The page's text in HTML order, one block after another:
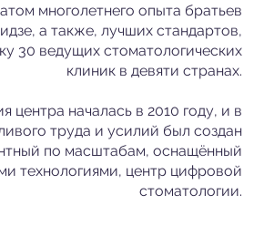
многолетнего опыта братьев
а также, лучших стандартов,
30 ведущих стоматологических
клиник в девяти странах.
центра началась в 2010 году, и в
труда и усилий был создан
по масштабам, оснащённый
технологиями, центр цифровой
стоматологии.